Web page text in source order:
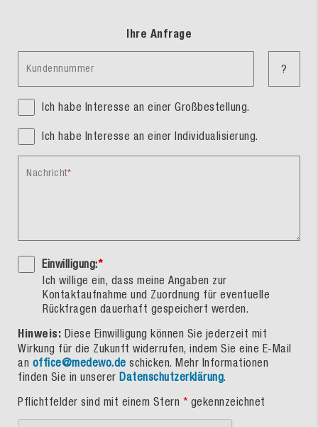
Ihre Anfrage
Kundennummer ?
Ich habe Interesse an einer Großbestellung.
Ich habe Interesse an einer Individualisierung.
Nachricht
Einwilligung:*
Ich willige ein, dass meine Angaben zur
Kontaktaufnahme und Zuordnung für eventuelle
Rückfragen dauerhaft gespeichert werden.
Hinweis: Diese Einwilligung können Sie jederzeit mit
Wirkung für die Zukunft widerrufen, indem Sie eine E-Mail
an office@medewo.de schicken. Mehr Informationen
finden Sie in unserer Datenschutzerklärung.
Pflichtfelder sind mit einem Stern * gekennzeichnet